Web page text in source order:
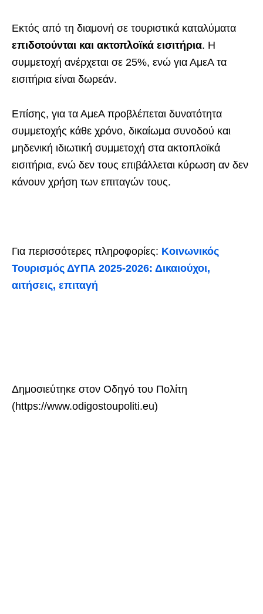
Εκτός από τη διαμονή σε τουριστικά καταλύματα
επιδοτούνται και ακτοπλοϊκά εισιτήρια. Η
συμμετοχή ανέρχεται σε 25%, ενώ για ΑμεΑ τα
εισιτήρια είναι δωρεάν.
Επίσης, για τα ΑμεΑ προβλέπεται δυνατότητα
συμμετοχής κάθε χρόνο, δικαίωμα συνοδού και
μηδενική ιδιωτική συμμετοχή στα ακτοπλοϊκά
εισιτήρια, ενώ δεν τους επιβάλλεται κύρωση αν δεν
κάνουν χρήση των επιταγών τους.
Για περισσότερες πληροφορίες: Κοινωνικός
Τουρισμός ΔΥΠΑ 2025-2026: Δικαιούχοι,
αιτήσεις, επιταγή
Δημοσιεύτηκε στον Οδηγό του Πολίτη
(https://www.odigostoupoliti.eu)